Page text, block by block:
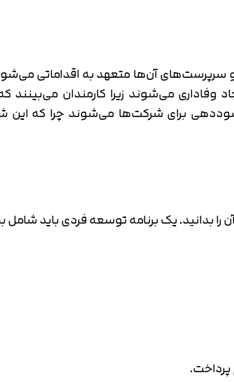
و سرپرست‌های آن‌ها متعهد به اقداماتی
می‌شوند زیرا کارمندان می‌بینند
برای شرکت‌ها می‌شوند چرا که این
را بدانید. یک برنامه توسعه فردی باید
پرداخت.